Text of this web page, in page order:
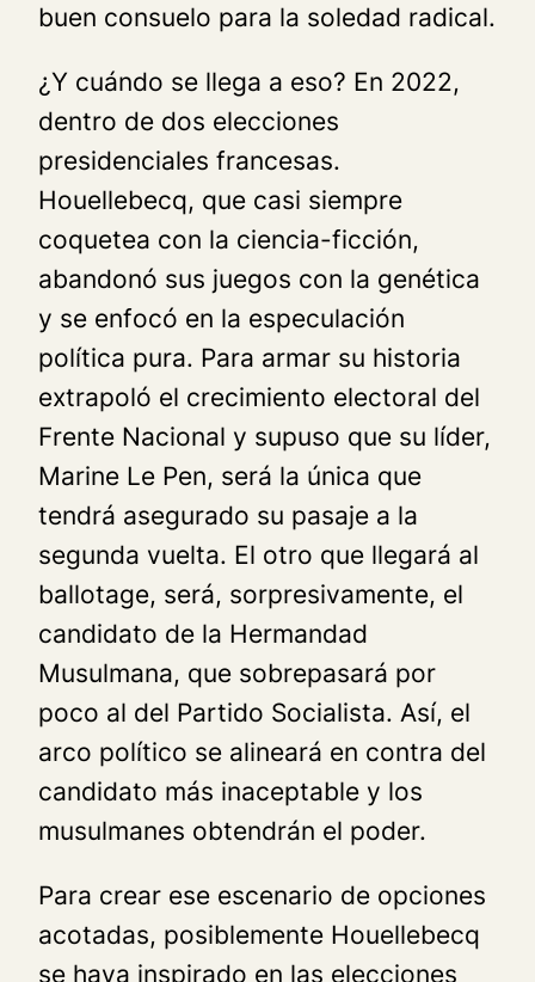
buen consuelo para la soledad radical.
¿Y cuándo se llega a eso? En 2022,
dentro de dos elecciones
presidenciales francesas.
Houellebecq, que casi siempre
coquetea con la ciencia-ficción,
abandonó sus juegos con la genética
y se enfocó en la especulación
política pura. Para armar su historia
extrapoló el crecimiento electoral del
Frente Nacional y supuso que su líder,
Marine Le Pen, será la única que
tendrá asegurado su pasaje a la
segunda vuelta. El otro que llegará al
ballotage, será, sorpresivamente, el
candidato de la Hermandad
Musulmana, que sobrepasará por
poco al del Partido Socialista. Así, el
arco político se alineará en contra del
candidato más inaceptable y los
musulmanes obtendrán el poder.
Para crear ese escenario de opciones
acotadas, posiblemente Houellebecq
se haya inspirado en las elecciones